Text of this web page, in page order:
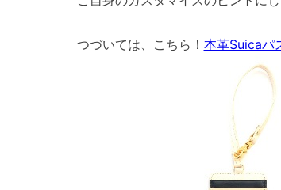
つづいては、こちら！ 本革Suicaパ